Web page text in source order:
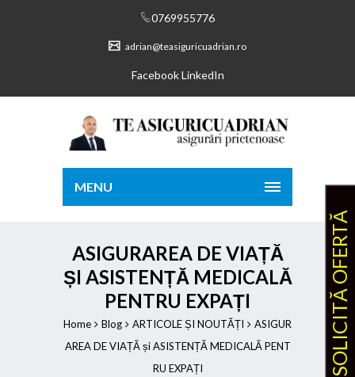
0769955776
adrian@teasiguricuadrian.ro
Facebook LinkedIn
MENU
ASIGURAREA DE VIAȚĂ
ȘI ASISTENȚĂ MEDICALĂ
PENTRU EXPAȚI
Home Blog ARTICOLE ȘI NOUTĂȚI
ASIGUR
AREA DE VIAȚĂ și ASISTENȚĂ MEDICALĂ PENT
RU EXPAȚI
SOLICITĂ OFERTĂ